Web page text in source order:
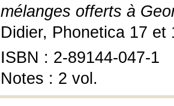
mélanges offerts à
Didier, Phonetica 17
ISBN : 2-89144-047-1
Notes : 2 vol.